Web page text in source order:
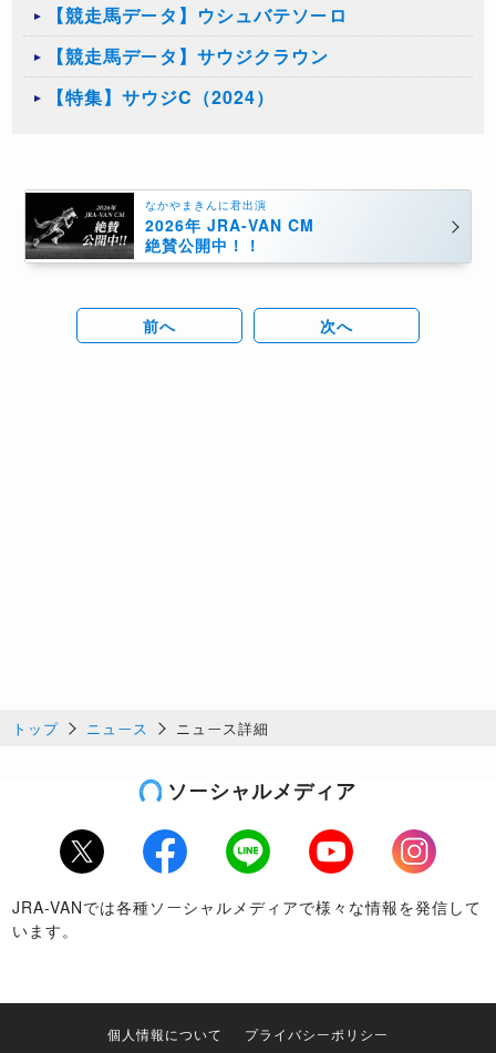
【競走馬データ】ウシュバテソーロ
【競走馬データ】サウジクラウン
【特集】サウジC（2024）
なかやまきんに君出演
2026年 JRA-VAN CM
絶賛公開中！！
前へ 次へ
トップ ニュース ニュース詳細
ソーシャルメディア
Twitter Facebook LINE Youtube
Instagram
JRA-VANでは各種ソーシャルメディアで様々な情報を発信して
います。
個人情報について プライバシーポリシー